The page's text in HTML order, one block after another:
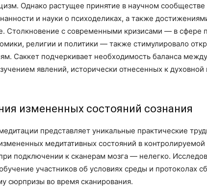
Однако растущее принятие в научном сообществе
и науки о психоделиках, а также
Столкновение с современными кризисами — в сфере
религии и политики — также стимулировало
Саккет подчеркивает необходимость баланса
явлений, исторически отнесенных к духовной
измененных состояний сознания
представляет уникальные практические
медитативных состояний в контролируемой
подключении к сканерам мозга — нелегко.
участников об условиях среды и протоколах
сюрпризы во время сканирования.